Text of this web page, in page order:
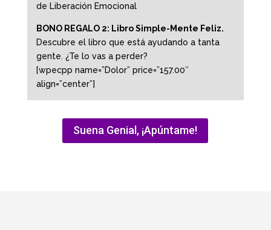
de Liberación Emocional
BONO REGALO 2: Libro Simple-Mente Feliz.
Descubre el libro que está ayudando a tanta
gente. ¿Te lo vas a perder?
[wpecpp name=”Dolor” price=”157.00″
align=”center”]
Suena Genial, ¡Apúntame!